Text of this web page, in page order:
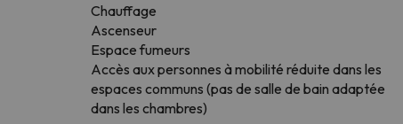
Chauffage
Ascenseur
Espace fumeurs
Accès aux personnes à mobilité réduite dans les
espaces communs (pas de salle de bain adaptée
dans les chambres)